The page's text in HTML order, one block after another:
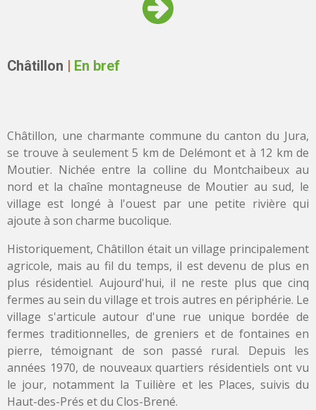
Châtillon | En bref
Châtillon, une charmante commune du canton du Jura,
se trouve à seulement 5 km de Delémont et à 12 km de
Moutier. Nichée entre la colline du Montchaibeux au
nord et la chaîne montagneuse de Moutier au sud, le
village est longé à l'ouest par une petite rivière qui
ajoute à son charme bucolique.
Historiquement, Châtillon était un village principalement
agricole, mais au fil du temps, il est devenu de plus en
plus résidentiel. Aujourd'hui, il ne reste plus que cinq
fermes au sein du village et trois autres en périphérie. Le
village s'articule autour d'une rue unique bordée de
fermes traditionnelles, de greniers et de fontaines en
pierre, témoignant de son passé rural. Depuis les
années 1970, de nouveaux quartiers résidentiels ont vu
le jour, notamment la Tuilière et les Places, suivis du
Haut-des-Prés et du Clos-Brené.